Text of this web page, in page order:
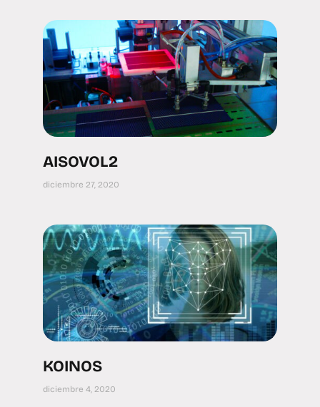
AISOVOL2
diciembre 27, 2020
KOINOS
diciembre 4, 2020